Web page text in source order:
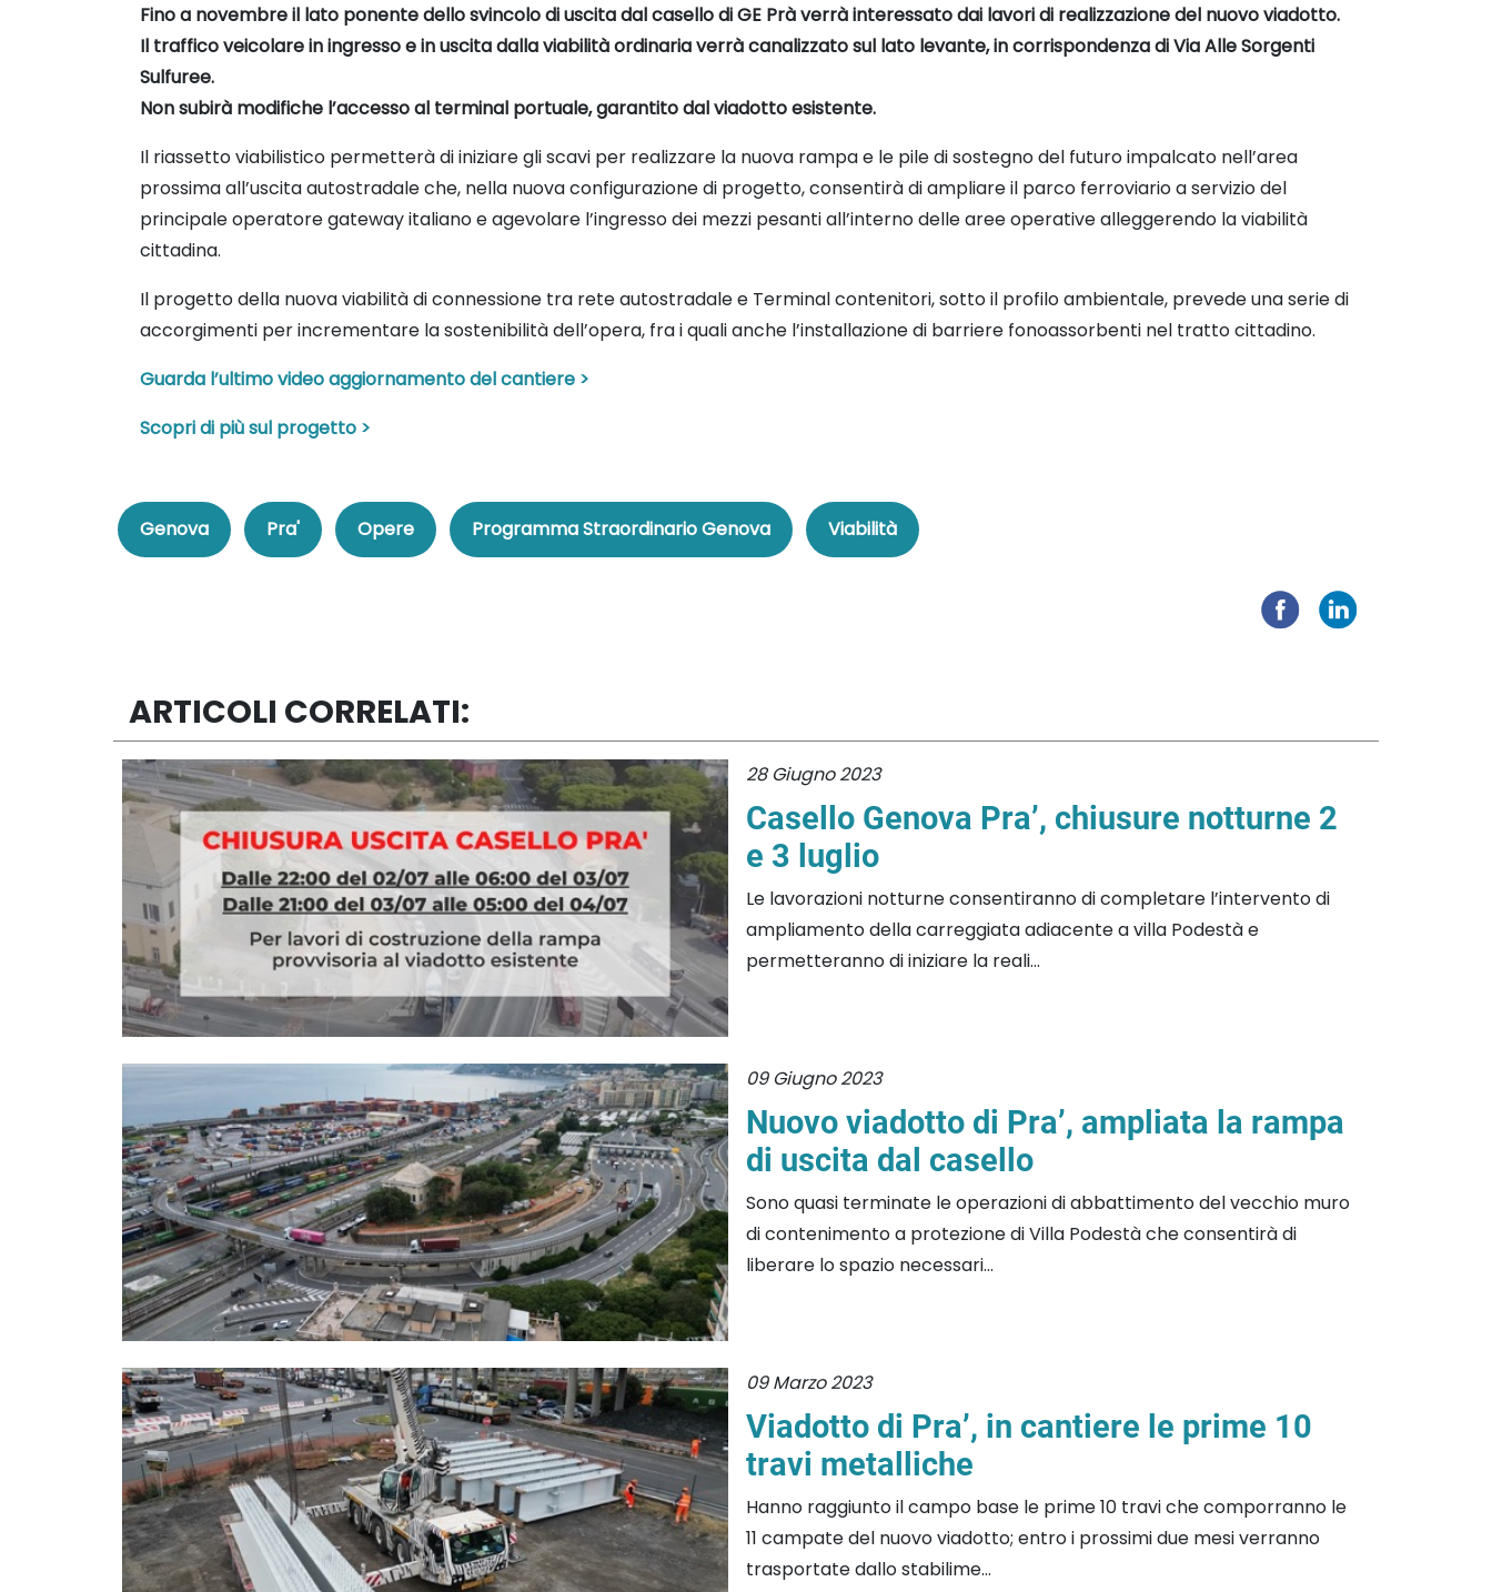
Fino a novembre il lato ponente dello svincolo di uscita dal casello di GE Prà verrà interessato dai lavori di realizzazione del nuovo viadotto.
Il traffico veicolare in ingresso e in uscita dalla viabilità ordinaria verrà canalizzato sul lato levante, in corrispondenza di Via Alle Sorgenti
Sulfuree.
Non subirà modifiche l’accesso al terminal portuale, garantito dal viadotto esistente.
Il riassetto viabilistico permetterà di iniziare gli scavi per realizzare la nuova rampa e le pile di sostegno del futuro impalcato nell’area
prossima all’uscita autostradale che, nella nuova configurazione di progetto, consentirà di ampliare il parco ferroviario a servizio del
principale operatore gateway italiano e agevolare l’ingresso dei mezzi pesanti all’interno delle aree operative alleggerendo la viabilità
cittadina.
Il progetto della nuova viabilità di connessione tra rete autostradale e Terminal contenitori, sotto il profilo ambientale, prevede una serie di
accorgimenti per incrementare la sostenibilità dell’opera, fra i quali anche l’installazione di barriere fonoassorbenti nel tratto cittadino.
Guarda l’ultimo video aggiornamento del cantiere >
Scopri di più sul progetto >
Genova Pra' Opere Programma Straordinario Genova Viabilità
ARTICOLI CORRELATI:
28 Giugno 2023
Casello Genova Pra’, chiusure notturne 2
e 3 luglio
Le lavorazioni notturne consentiranno di completare l’intervento di
ampliamento della carreggiata adiacente a villa Podestà e
permetteranno di iniziare la reali...
09 Giugno 2023
Nuovo viadotto di Pra’, ampliata la rampa
di uscita dal casello
Sono quasi terminate le operazioni di abbattimento del vecchio muro
di contenimento a protezione di Villa Podestà che consentirà di
liberare lo spazio necessari...
09 Marzo 2023
Viadotto di Pra’, in cantiere le prime 10
travi metalliche
Hanno raggiunto il campo base le prime 10 travi che comporranno le
11 campate del nuovo viadotto; entro i prossimi due mesi verranno
trasportate dallo stabilime...